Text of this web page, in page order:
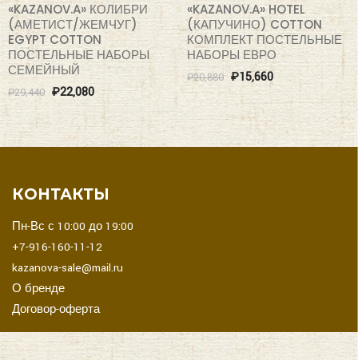
«KAZANOV.A» КОЛИБРИ
(АМЕТИСТ/ЖЕМЧУГ)
EGYPT COTTON
ПОСТЕЛЬНЫЕ НАБОРЫ
СЕМЕЙНЫЙ
₽29,440 ₽22,080
«KAZANOV.A» HOTEL
(КАПУЧИНО) COTTON
КОМПЛЕКТ ПОСТЕЛЬНЫЕ
НАБОРЫ ЕВРО
₽20,880 ₽15,660
КОНТАКТЫ
Пн-Вс с 10:00 до 19:00
+7-916-160-11-12
kazanova-sale@mail.ru
О бренде
Договор-оферта